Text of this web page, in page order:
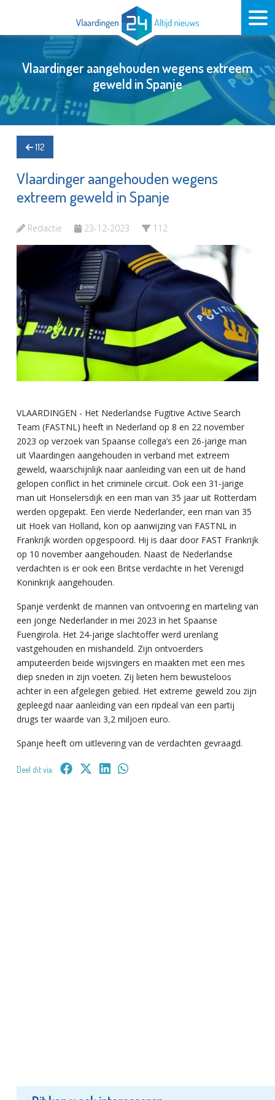
Vlaardinger aangehouden wegens extreem
geweld in Spanje
112
Vlaardinger aangehouden wegens
extreem geweld in Spanje
Redactie 23-12-2023 112
VLAARDINGEN - Het Nederlandse Fugitive Active Search
Team (FASTNL) heeft in Nederland op 8 en 22 november
2023 op verzoek van Spaanse collega’s een 26-jarige man
uit Vlaardingen aangehouden in verband met extreem
geweld, waarschijnlijk naar aanleiding van een uit de hand
gelopen conflict in het criminele circuit. Ook een 31-jarige
man uit Honselersdijk en een man van 35 jaar uit Rotterdam
werden opgepakt. Een vierde Nederlander, een man van 35
uit Hoek van Holland, kon op aanwijzing van FASTNL in
Frankrijk worden opgespoord. Hij is daar door FAST Frankrijk
op 10 november aangehouden. Naast de Nederlandse
verdachten is er ook een Britse verdachte in het Verenigd
Koninkrijk aangehouden.
Spanje verdenkt de mannen van ontvoering en marteling van
een jonge Nederlander in mei 2023 in het Spaanse
Fuengirola. Het 24-jarige slachtoffer werd urenlang
vastgehouden en mishandeld. Zijn ontvoerders
amputeerden beide wijsvingers en maakten met een mes
diep sneden in zijn voeten. Zij lieten hem bewusteloos
achter in een afgelegen gebied. Het extreme geweld zou zijn
gepleegd naar aanleiding van een ripdeal van een partij
drugs ter waarde van 3,2 miljoen euro.
Spanje heeft om uitlevering van de verdachten gevraagd.
Deel dit via: